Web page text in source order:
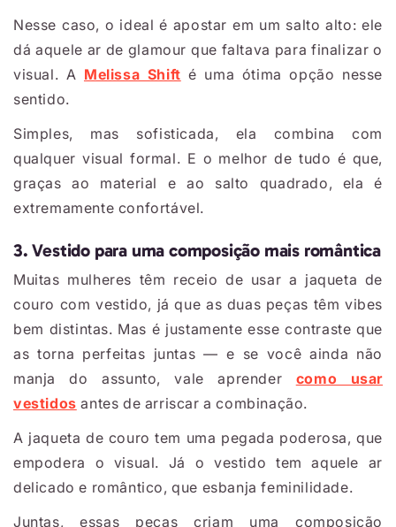
Nesse caso, o ideal é apostar em um salto alto: ele
dá aquele ar de glamour que faltava para finalizar o
visual. A Melissa Shift é uma ótima opção nesse
sentido.
Simples, mas sofisticada, ela combina com
qualquer visual formal. E o melhor de tudo é que,
graças ao material e ao salto quadrado, ela é
extremamente confortável.
3. Vestido para uma composição mais romântica
Muitas mulheres têm receio de usar a jaqueta de
couro com vestido, já que as duas peças têm vibes
bem distintas. Mas é justamente esse contraste que
as torna perfeitas juntas — e se você ainda não
manja do assunto, vale aprender como usar
vestidos antes de arriscar a combinação.
A jaqueta de couro tem uma pegada poderosa, que
empodera o visual. Já o vestido tem aquele ar
delicado e romântico, que esbanja feminilidade.
Juntas, essas peças criam uma composição